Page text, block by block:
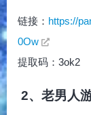
链接： https://
0Ow
提取码：3ok2
2、老男人